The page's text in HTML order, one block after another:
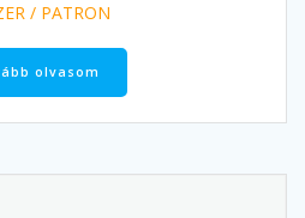
/ PATRON
olvasom